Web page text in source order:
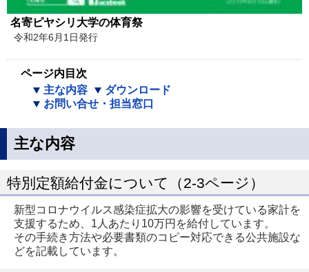
名寄ピヤシリ大学の体育祭
令和2年6月1日発行
ページ内目次
主な内容
ダウンロード
お問い合せ・担当窓口
主な内容
特別定額給付金について（2-3ページ）
新型コロナウイルス感染症拡大の影響を受けている家計を
支援するため、1人あたり10万円を給付しています。
その手続き方法や必要書類のコピー対応できる公共施設な
どを記載しています。